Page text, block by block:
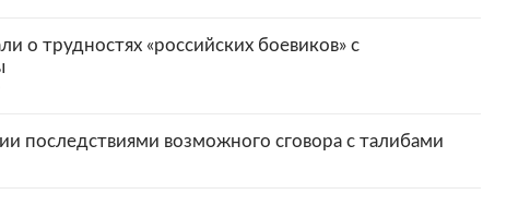
о трудностях «российских боевиков» с
последствиями возможного сговора с талибами